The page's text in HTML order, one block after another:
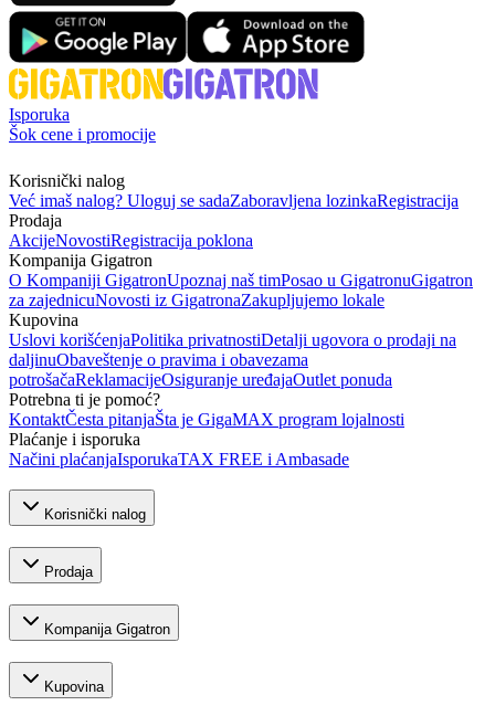
Isporuka
Šok cene i promocije
Korisnički nalog
Već imaš nalog? Uloguj se sadaZaboravljena lozinkaRegistracija
Prodaja
AkcijeNovostiRegistracija poklona
Kompanija Gigatron
O Kompaniji GigatronUpoznaj naš timPosao u GigatronuGigatron
za zajednicuNovosti iz GigatronaZakupljujemo lokale
Kupovina
Uslovi korišćenjaPolitika privatnostiDetalji ugovora o prodaji na
daljinuObaveštenje o pravima i obavezama
potrošačaReklamacijeOsiguranje uređajaOutlet ponuda
Potrebna ti je pomoć?
KontaktČesta pitanjaŠta je GigaMAX program lojalnosti
Plaćanje i isporuka
Načini plaćanjaIsporukaTAX FREE i Ambasade
Korisnički nalog
Prodaja
Kompanija Gigatron
Kupovina